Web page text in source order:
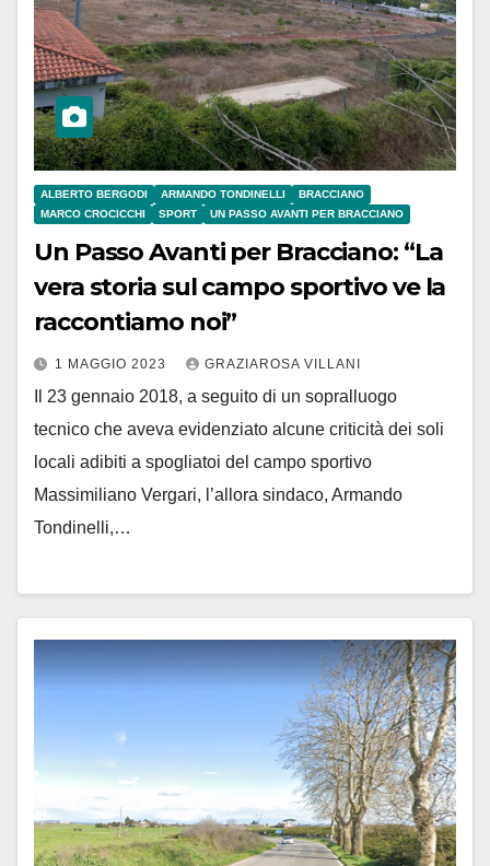
ALBERTO BERGODI ARMANDO TONDINELLI
BRACCIANO
MARCO CROCICCHI
SPORT UN PASSO AVANTI PER BRACCIANO
Un Passo Avanti per Bracciano: “La
vera storia sul campo sportivo ve la
raccontiamo noi”
1 MAGGIO 2023 GRAZIAROSA VILLANI
Il 23 gennaio 2018, a seguito di un sopralluogo
tecnico che aveva evidenziato alcune criticità dei soli
locali adibiti a spogliatoi del campo sportivo
Massimiliano Vergari, l’allora sindaco, Armando
Tondinelli,…